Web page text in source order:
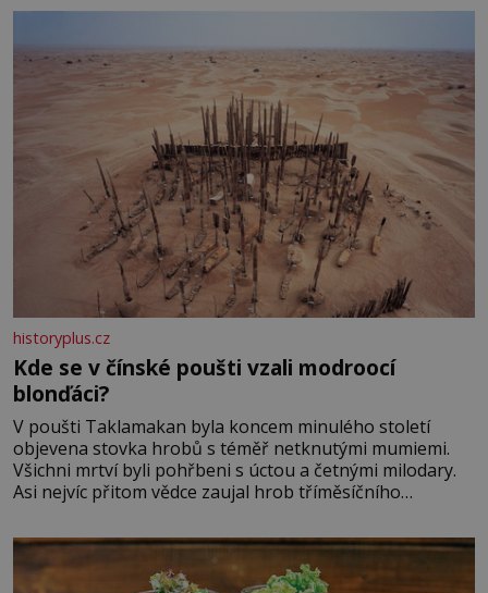
historyplus.cz
Kde se v čínské poušti vzali modroocí
blonďáci?
V poušti Taklamakan byla koncem minulého století
objevena stovka hrobů s téměř netknutými mumiemi.
Všichni mrtví byli pohřbeni s úctou a četnými milodary.
Asi nejvíc přitom vědce zaujal hrob tříměsíčního
blonďaté vlásky. Fakt, že jsou těla dávných lidí nesmírně
dobře zachovalá, přičítají odborníci zdejším klimatickým
podmínkám. Sucho, prosolené písky a extrémně